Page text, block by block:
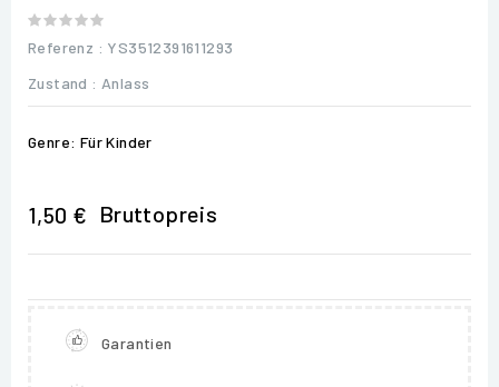
Referenz : YS3512391611293
Zustand : Anlass
Genre: Für Kinder
1,50 € Bruttopreis
Garantien